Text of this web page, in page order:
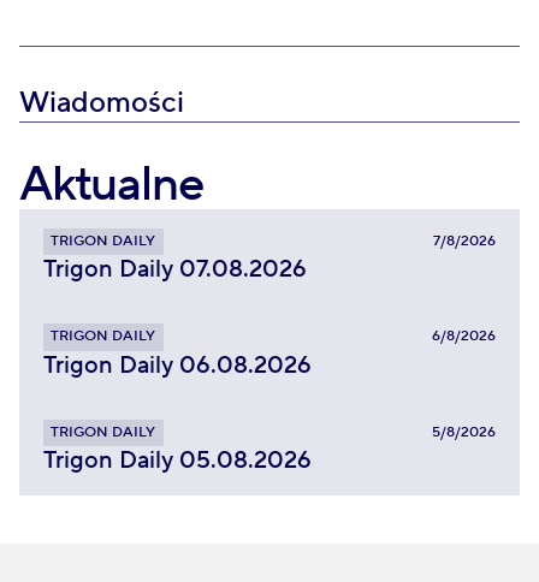
Wiadomości
Aktualne
TRIGON DAILY 7/8/2026
Trigon Daily 07.08.2026
TRIGON DAILY 6/8/2026
Trigon Daily 06.08.2026
TRIGON DAILY 5/8/2026
Trigon Daily 05.08.2026